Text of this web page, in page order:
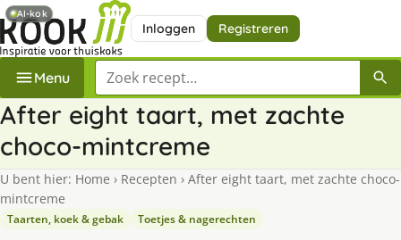
Inloggen Registreren
Menu Zoek een recept
After eight taart, met zachte
choco-mintcreme
U bent hier: Home › Recepten › After eight taart, met zachte choco-
mintcreme
Taarten, koek & gebak Toetjes & nagerechten
AI-kok